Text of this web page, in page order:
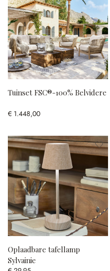
Tuinset FSC®-100% Belvidere
€ 1.448,00
Oplaadbare tafellamp
Sylvainie